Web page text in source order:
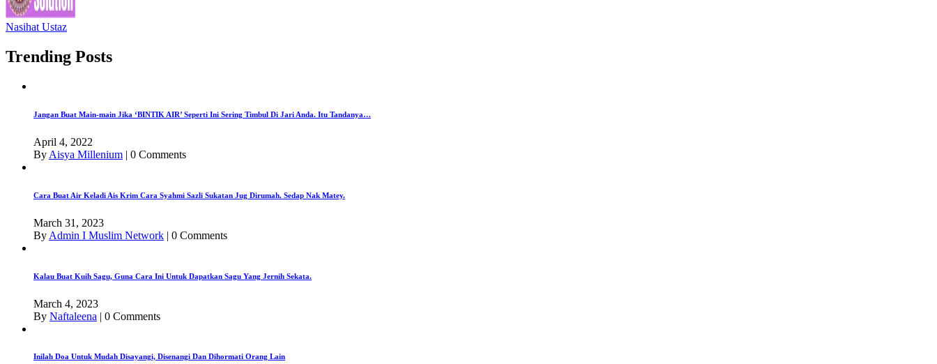
Nasihat Ustaz
Trending Posts
Jangan Buat Main-main Jika ‘BINTIK AIR’ Seperti Ini Sering Timbul Di Jari Anda. Itu Tandanya…
April 4, 2022
By Aisya Millenium | 0 Comments
Cara Buat Air Keladi Ais Krim Cara Syahmi Sazli Sukatan Jug Dirumah. Sedap Nak Matey.
March 31, 2023
By Admin I Muslim Network | 0 Comments
Kalau Buat Kuih Sagu, Guna Cara Ini Untuk Dapatkan Sagu Yang Jernih Sekata.
March 4, 2023
By Naftaleena | 0 Comments
Inilah Doa Untuk Mudah Disayangi, Disenangi Dan Dihormati Orang Lain